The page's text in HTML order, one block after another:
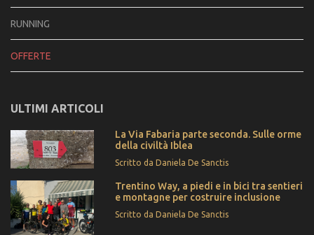
RUNNING
OFFERTE
ULTIMI ARTICOLI
La Via Fabaria parte seconda. Sulle orme
della civiltà Iblea
Scritto da Daniela De Sanctis
Trentino Way, a piedi e in bici tra sentieri
e montagne per costruire inclusione
Scritto da Daniela De Sanctis